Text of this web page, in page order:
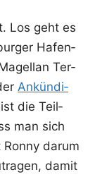
Los geht es
Hafen­
Ter­
Ankün­di­
ist die Teil­
man sich
dar­um
damit